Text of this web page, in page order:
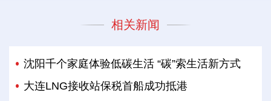
相关新闻
沈阳千个家庭体验低碳生活 “碳”索生活新方式
大连LNG接收站保税首船成功抵港